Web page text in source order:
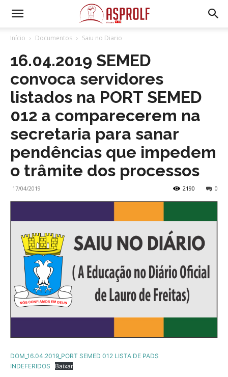
Início Documentos Saiu no Diario
16.04.2019 SEMED
convoca servidores
listados na PORT SEMED
012 a comparecerem na
secretaria para sanar
pendências que impedem
o trâmite dos processos
17/04/2019 0
2190
DOM_16.04.2019_PORT SEMED 012 LISTA DE PADS
INDEFERIDOS
Baixar